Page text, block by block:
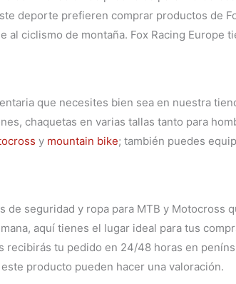
deporte prefieren comprar productos de
ciclismo de montaña. Fox Racing Europe
que necesites bien sea en nuestra
chaquetas en varias tallas tanto para
y mountain bike; también puedes
de seguridad y ropa para MTB y Motocross
aquí tienes el lugar ideal para tus
tu pedido en 24/48 horas en
producto pueden hacer una valoración.